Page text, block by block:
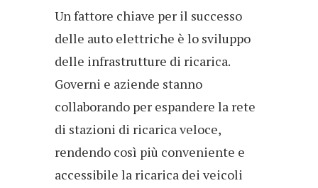
Un fattore chiave per il successo
delle auto elettriche è lo sviluppo
delle infrastrutture di ricarica.
Governi e aziende stanno
collaborando per espandere la rete
di stazioni di ricarica veloce,
rendendo così più conveniente e
accessibile la ricarica dei veicoli